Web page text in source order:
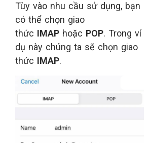
Tùy vào nhu cầu sử dụng, bạn
có thể chọn giao
thức IMAP hoặc POP. Trong ví
dụ này chúng ta sẽ chọn giao
thức IMAP.